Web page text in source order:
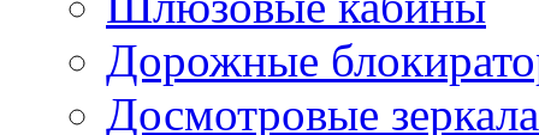
Дорожные
Досмотровые зеркала